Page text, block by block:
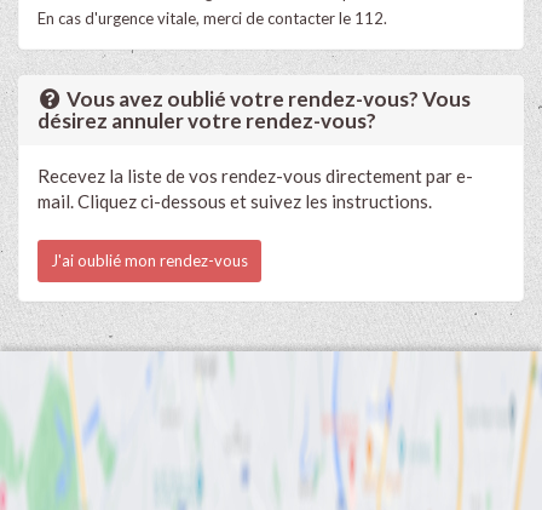
En cas d'urgence vitale, merci de contacter le 112.
Vous avez oublié votre rendez-vous? Vous
désirez annuler votre rendez-vous?
Recevez la liste de vos rendez-vous directement par e-
mail. Cliquez ci-dessous et suivez les instructions.
J'ai oublié mon rendez-vous